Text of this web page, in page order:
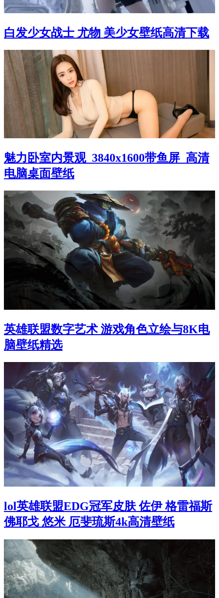
白发少女战士 尤物 美少女壁纸高清下载
魅力卧室内景观_3840x1600带鱼屏_高清
电脑桌面壁纸
英雄联盟数字艺术 游戏角色立绘与8K电
脑壁纸精选
lol英雄联盟EDG冠军皮肤 佐伊 格雷福斯
佛耶戈 悠米 厄斐琉斯4k高清壁纸